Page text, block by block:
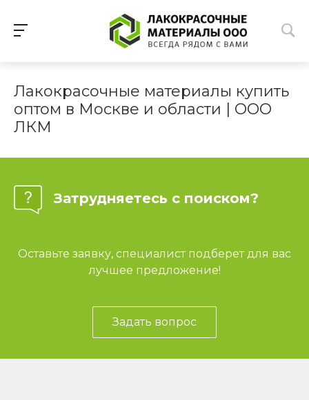
Лакокрасочные материалы купить
оптом в Москве и области | ООО
ЛКМ
Затрудняетесь с поиском?
Оставьте заявку, специалист подберет для вас
лучшее предложение!
Задать вопрос